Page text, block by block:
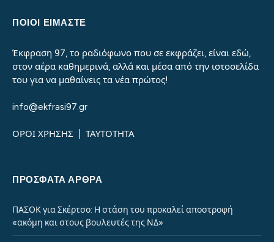
ΠΟΙΟΙ ΕΙΜΑΣΤΕ
Έκφραση 97, το ραδιόφωνο που σε εκφράζει, είναι εδώ,
στον αέρα καθημερινά, αλλά και μέσα από την ιστοσελίδα
του για να μαθαίνεις τα νέα πρώτος!
info@ekfrasi97.gr
ΟΡΟΙ ΧΡΗΣΗΣ ΤΑΥΤΟΤΗΤΑ
ΠΡΌΣΦΑΤΑ ΆΡΘΡΑ
ΠΑΣΟΚ για Σκέρτσο: Η στάση του προκαλεί αποστροφή
«ακόμη και στους βουλευτές της ΝΔ»